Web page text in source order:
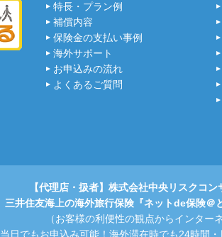
特長・プラン例
補償内容
保険金の支払い事例
海外サポート
お申込みの流れ
よくあるご質問
【代理店・扱者】株式会社中央リスクコ
三井住友海上の海外旅行保険『ネットde保険
（お客様の利便性の観点からインタ
当日でもお申込み可能！海外滞在時でも24時間